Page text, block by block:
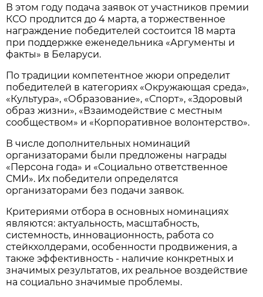
В этом году подача заявок от участников премии
КСО продлится до 4 марта, а торжественное
награждение победителей состоится 18 марта
при поддержке еженедельника «Аргументы и
факты» в Беларуси.
По традиции компетентное жюри определит
победителей в категориях «Окружающая среда»,
«Культура», «Образование», «Спорт», «Здоровый
образ жизни», «Взаимодействие с местным
сообществом» и «Корпоративное волонтерство».
В числе дополнительных номинаций
организаторами были предложены награды
«Персона года» и «Социально ответственное
СМИ». Их победители определятся
организаторами без подачи заявок.
Критериями отбора в основных номинациях
являются: актуальность, масштабность,
системность, инновационность, работа со
стейкхолдерами, особенности продвижения, а
также эффективность - наличие конкретных и
значимых результатов, их реальное воздействие
на социально значимые проблемы.